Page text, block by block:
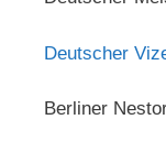
Deutscher
Berliner